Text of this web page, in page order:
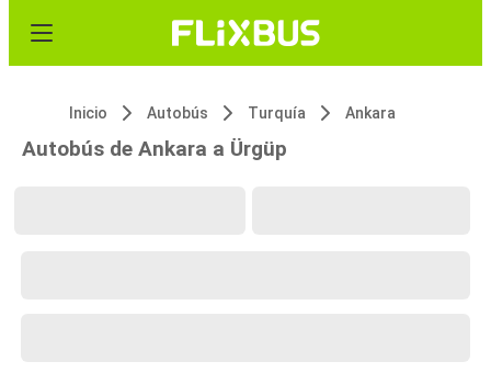
Inicio Autobús Turquía Ankara
Autobús de Ankara a Ürgüp